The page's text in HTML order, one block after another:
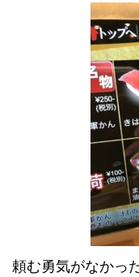
頼む勇気がなかっ